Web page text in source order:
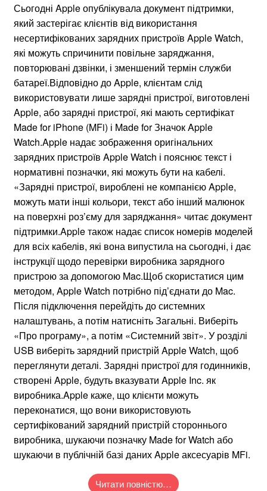
Сьогодні Apple опублікувала документ підтримки,
який застерігає клієнтів від використання
несертифікованих зарядних пристроїв Apple Watch,
які можуть спричинити повільне заряджання,
повторювані дзвінки, і зменшений термін служби
батареї.Відповідно до Apple, клієнтам слід
використовувати лише зарядні пристрої, виготовлені
Apple, або зарядні пристрої, які мають сертифікат
Made for iPhone (MFi) і Made for Значок Apple
Watch.Apple надає зображення оригінальних
зарядних пристроїв Apple Watch і пояснює текст і
нормативні позначки, які можуть бути на кабелі.
«Зарядні пристрої, вироблені не компанією Apple,
можуть мати інші кольори, текст або інший малюнок
на поверхні роз’єму для заряджання» читає документ
підтримки.Apple також надає список номерів моделей
для всіх кабелів, які вона випустила на сьогодні, і дає
інструкції щодо перевірки виробника зарядного
пристрою за допомогою Mac.Щоб скористатися цим
методом, Apple Watch потрібно під’єднати до Mac.
Після підключення перейдіть до системних
налаштувань, а потім натисніть Загальні. Виберіть
«Про програму», а потім «Системний звіт». У розділі
USB виберіть зарядний пристрій Apple Watch, щоб
переглянути деталі. Зарядні пристрої для годинників,
створені Apple, будуть вказувати Apple Inc. як
виробника.Apple каже, що клієнти можуть
переконатися, що вони використовують
сертифікований зарядний пристрій стороннього
виробника, шукаючи позначку Made for Watch або
шукаючи в публічній базі даних Apple аксесуарів MFi.
Читати повністю…